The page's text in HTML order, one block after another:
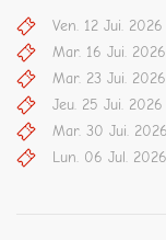
Ven. 12 Jui.
Mar. 16 Jui.
Mar. 23 Jui.
Jeu. 25 Jui.
Mar. 30 Jui.
Lun. 06 Jul.